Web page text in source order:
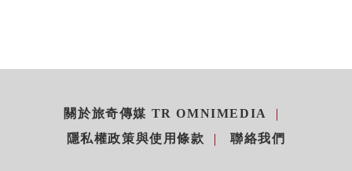
關於旅奇傳媒 TR OMNIMEDIA
隱私權政策與使用條款
聯絡我們